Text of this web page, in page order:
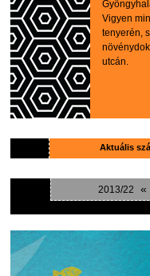
Vigyen
tenyerén,
utcán.
Aktuális
2013/22 «